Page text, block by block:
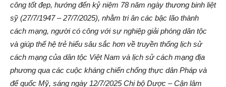
công tốt đẹp, hướng đến kỷ niệm 78 năm ngày thương binh liệt
sỹ (27/7/1947 – 27/7/2025), nhằm tri ân các bậc lão thành
cách mạng, người có công với sự nghiệp giải phóng dân tộc
và giúp thế hệ trẻ hiểu sâu sắc hơn về truyền thống lịch sử
cách mạng của dân tộc Việt Nam và lịch sử cách mạng địa
phương qua các cuộc kháng chiến chống thực dân Pháp và
đế quốc Mỹ, sáng ngày 12/7/2025 Chi bộ Dược – Cận lâm